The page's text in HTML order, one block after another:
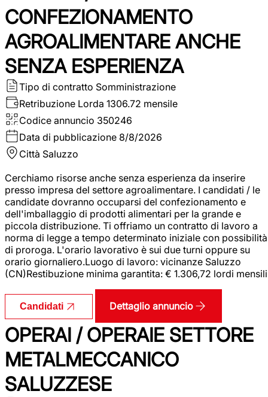
CONFEZIONAMENTO
AGROALIMENTARE ANCHE
SENZA ESPERIENZA
Tipo di contratto Somministrazione
Retribuzione Lorda 1306.72 mensile
Codice annuncio 350246
Data di pubblicazione 8/8/2026
Città Saluzzo
Cerchiamo risorse anche senza esperienza da inserire
presso impresa del settore agroalimentare. I candidati / le
candidate dovranno occuparsi del confezionamento e
dell'imballaggio di prodotti alimentari per la grande e
piccola distribuzione. Ti offriamo un contratto di lavoro a
norma di legge a tempo determinato iniziale con possibilità
di proroga. L'orario lavorativo è sui due turni oppure su
orario giornaliero.Luogo di lavoro: vicinanze Saluzzo
(CN)Restibuzione minima garantita: € 1.306,72 lordi mensili
Candidati Dettaglio annuncio
OPERAI / OPERAIE SETTORE
METALMECCANICO
SALUZZESE